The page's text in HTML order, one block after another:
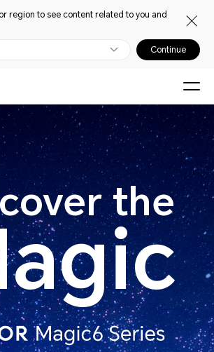
region to see content related to you and
Continue
the